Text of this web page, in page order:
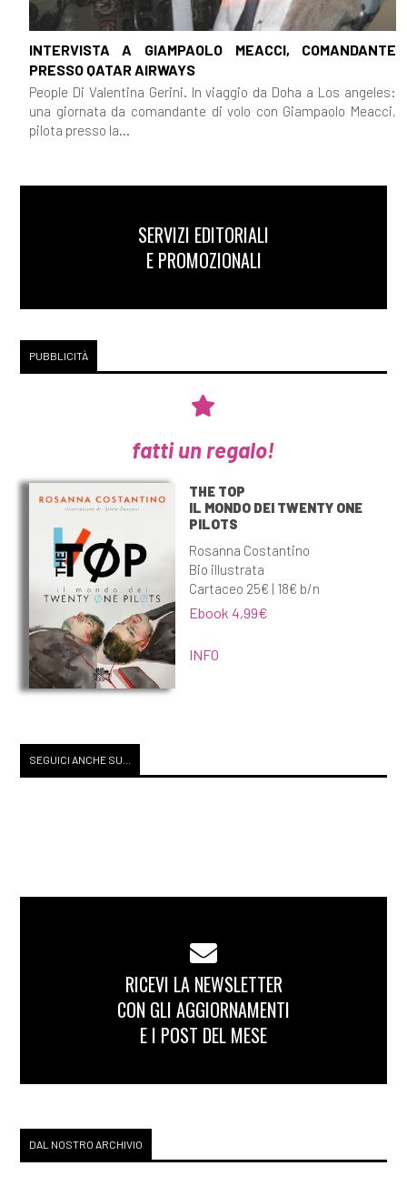
INTERVISTA A GIAMPAOLO MEACCI, COMANDANTE
PRESSO QATAR AIRWAYS
People Di Valentina Gerini. In viaggio da Doha a Los angeles:
una giornata da comandante di volo con Giampaolo Meacci,
pilota presso la...
SERVIZI EDITORIALI
E PROMOZIONALI
PUBBLICITÀ
fatti un regalo!
THE TOP
IL MONDO DEI TWENTY ONE
PILOTS
Rosanna Costantino
Bio illustrata
Cartaceo 25€ | 18€ b/n
Ebook 4,99€
INFO
SEGUICI ANCHE SU...
RICEVI LA NEWSLETTER
CON GLI AGGIORNAMENTI
E I POST DEL MESE
DAL NOSTRO ARCHIVIO